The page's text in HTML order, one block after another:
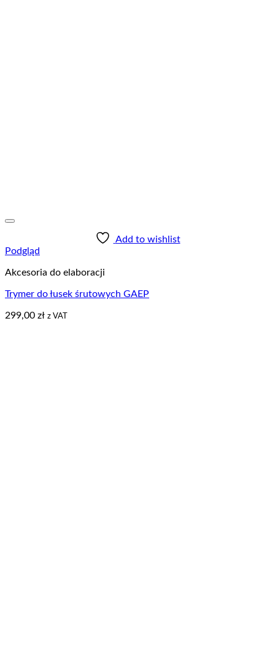
Add to wishlist
Podgląd
Akcesoria do elaboracji
Trymer do łusek śrutowych GAEP
299,00 zł z VAT